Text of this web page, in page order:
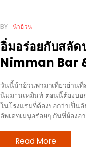
BY น้าอ้วน
อิ่มอร่อยกับสลัด
Nimman Bar
วันนี้น้าอ้วนพามาเที่ยวย่านที่
นิมมานเหมินท์ ตอนนี้ต้องบอ
ในโรงแรมที่ต้องบอกว่าเป็น
อัพเดทเมนูอร่อยๆ กันที่ห้องอ
Read More